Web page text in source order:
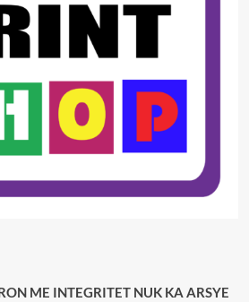
ME INTEGRITET NUK KA ARSYE